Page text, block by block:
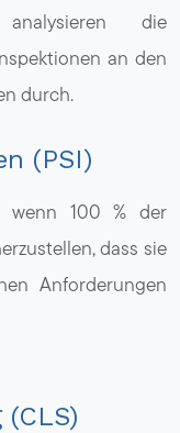
die
an den
durch.
(PSI)
wenn 100 % der
dass sie
Anforderungen